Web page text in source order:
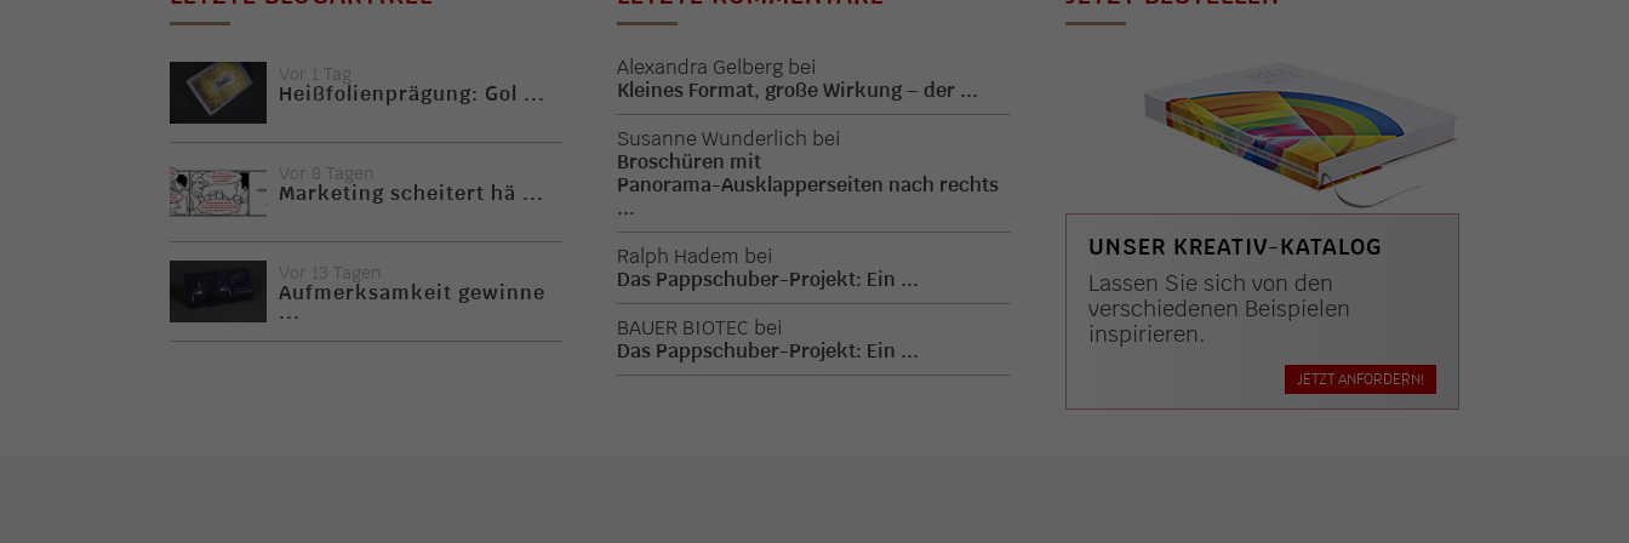
Vor 1 Tag
Heißfolienprägung: Gol ...
Vor 8 Tagen
Marketing scheitert hä ...
Vor 13 Tagen
Aufmerksamkeit gewinne
...
Alexandra Gelberg bei
Kleines Format, große Wirkung – der ...
Susanne Wunderlich bei
Broschüren mit
Panorama-Ausklapperseiten nach rechts
...
Ralph Hadem bei
Das Pappschuber-Projekt: Ein ...
BAUER BIOTEC bei
Das Pappschuber-Projekt: Ein ...
UNSER KREATIV-KATALOG
Lassen Sie sich von den
verschiedenen Beispielen
inspirieren.
JETZT ANFORDERN!